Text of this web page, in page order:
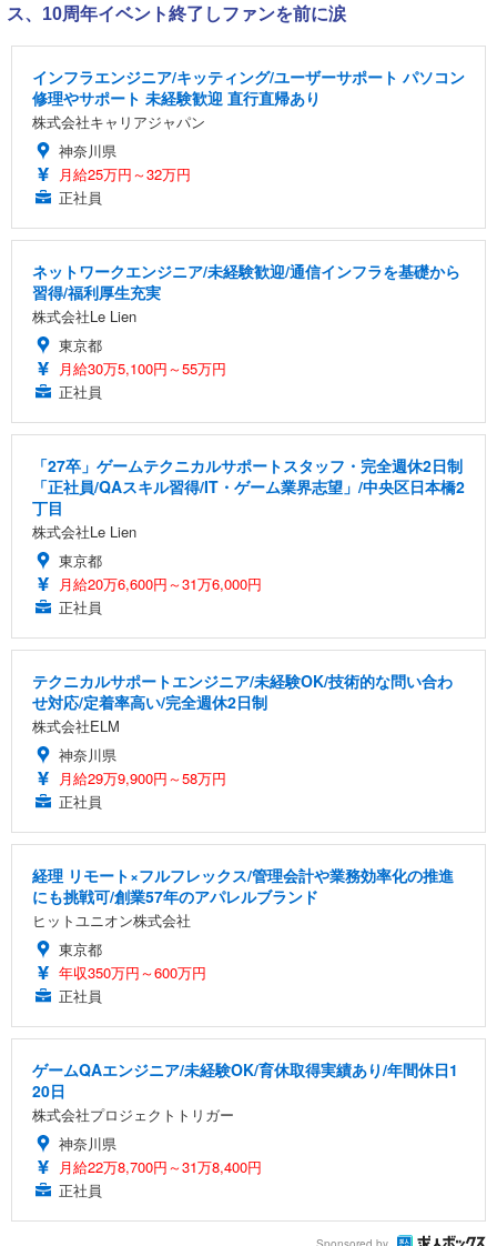
ス、10周年イベント終了しファンを前に涙
インフラエンジニア/キッティング/ユーザーサポート パソコン
修理やサポート 未経験歓迎 直行直帰あり
株式会社キャリアジャパン
神奈川県
月給25万円～32万円
正社員
ネットワークエンジニア/未経験歓迎/通信インフラを基礎から
習得/福利厚生充実
株式会社Le Lien
東京都
月給30万5,100円～55万円
正社員
「27卒」ゲームテクニカルサポートスタッフ・完全週休2日制
「正社員/QAスキル習得/IT・ゲーム業界志望」/中央区日本橋2
丁目
株式会社Le Lien
東京都
月給20万6,600円～31万6,000円
正社員
テクニカルサポートエンジニア/未経験OK/技術的な問い合わ
せ対応/定着率高い/完全週休2日制
株式会社ELM
神奈川県
月給29万9,900円～58万円
正社員
経理 リモート×フルフレックス/管理会計や業務効率化の推進
にも挑戦可/創業57年のアパレルブランド
ヒットユニオン株式会社
東京都
年収350万円～600万円
正社員
ゲームQAエンジニア/未経験OK/育休取得実績あり/年間休日1
20日
株式会社プロジェクトトリガー
神奈川県
月給22万8,700円～31万8,400円
正社員